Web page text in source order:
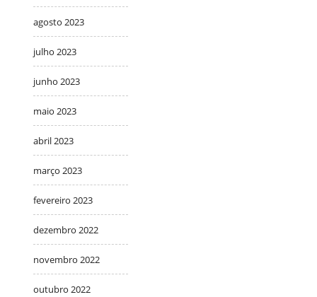
agosto 2023
julho 2023
junho 2023
maio 2023
abril 2023
março 2023
fevereiro 2023
dezembro 2022
novembro 2022
outubro 2022